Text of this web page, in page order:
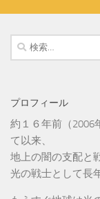
検
索:
プロフィール
約１６年前（2006
て以来、
地上の闇の支配と
光の戦士として長